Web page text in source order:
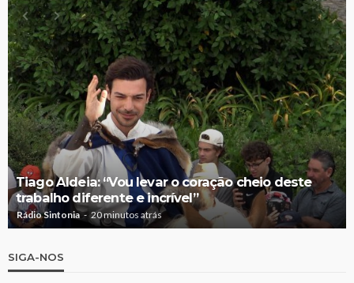
Tiago Aldeia: “Vou levar o coração cheio deste
trabalho diferente e incrível”
Rádio Sintonia 20 minutos atrás
SIGA-NOS